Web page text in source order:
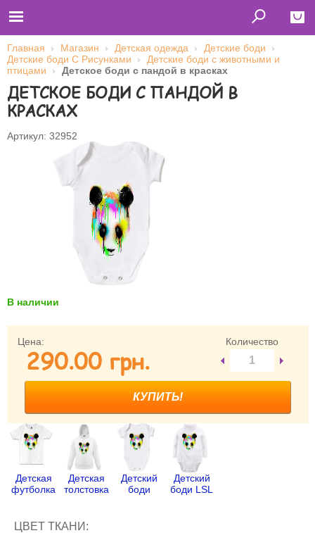
Главная
Футболки
Толстовки (кенгурушки)
Лонгсливы
Оплата и доставка
Сотрудничество
Имя пользователя (логин)
Забыли пароль?
Забыли имя пользователя (логин)?
Регистрация
Главная Магазин Детская одежда
Детские боди
Детские боди С Рисунками
Детские боди с животными и
птицами
Детское боди с пандой в красках
ДЕТСКОЕ БОДИ С ПАНДОЙ В
КРАСКАХ
Артикул: 32952
В наличии
Цена:
290.00 грн.
Количество
Детская
футболка
Детская
толстовка
Детский
боди
Детский
боди LSL
ЦВЕТ ТКАНИ: